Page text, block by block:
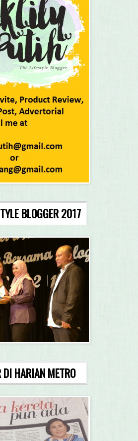
BLOGGER 2017
DI HARIAN METRO